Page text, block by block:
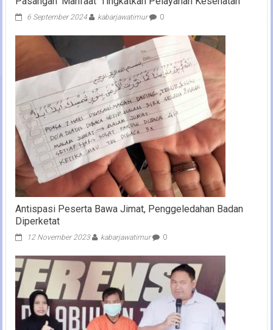
6 September 2024 kabarjawatimur 0
Antispasi Peserta Bawa Jimat, Penggeledahan Badan
Diperketat
12 November 2023 kabarjawatimur 0